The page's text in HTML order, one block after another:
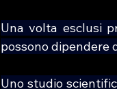
Una volta esclusi
possono dipendere
Uno studio